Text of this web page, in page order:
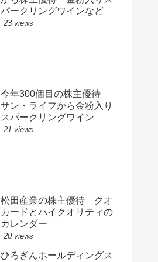
パークリングワインなど
23 views
今年300個目の株主優待
サン・ライフから金粉入り
スパークリングワイン
21 views
松田産業の株主優待 クオ
カードとハイクオリティの
カレンダー
20 views
ひろぎんホールディングス